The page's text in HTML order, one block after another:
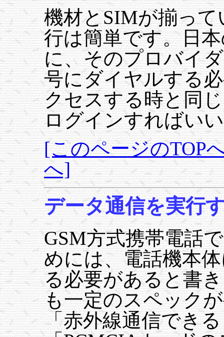
機材とSIMが揃っ
行は簡単です。日
に、そのプロバイ
号にダイヤルする
クセスする時と同
ログインすればい
[このページのTOP
へ]
データ通信を実行
GSM方式携帯電話
めには、電話機本
る必要があると書
も一定のスペック
「赤外線通信でき